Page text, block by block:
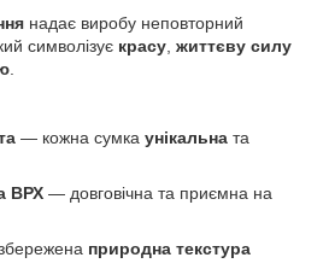
надає виробу неповторний
символізує красу, життєву силу
.
— кожна сумка унікальна та
ВРХ — довговічна та приємна на
природна текстура